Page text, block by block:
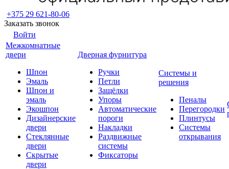
+375 29 621-80-06
Заказать звонок
Войти
Межкомнатные
двери
Шпон
Эмаль
Шпон и
эмаль
Экошпон
Дизайнерские
двери
Стеклянные
двери
Скрытые
двери
Дверная фурнитура
Ручки
Петли
Защёлки
Упоры
Автоматические
пороги
Накладки
Раздвижные
системы
Фиксаторы
Системы и
решения
Пеналы
Перегородки
Плинтусы
Системы
открывания